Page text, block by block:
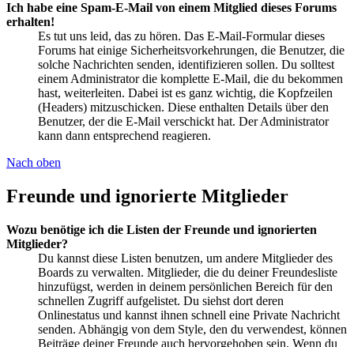
Ich habe eine Spam-E-Mail von einem Mitglied dieses Forums
erhalten!
Es tut uns leid, das zu hören. Das E-Mail-Formular dieses
Forums hat einige Sicherheitsvorkehrungen, die Benutzer, die
solche Nachrichten senden, identifizieren sollen. Du solltest
einem Administrator die komplette E-Mail, die du bekommen
hast, weiterleiten. Dabei ist es ganz wichtig, die Kopfzeilen
(Headers) mitzuschicken. Diese enthalten Details über den
Benutzer, der die E-Mail verschickt hat. Der Administrator
kann dann entsprechend reagieren.
Nach oben
Freunde und ignorierte Mitglieder
Wozu benötige ich die Listen der Freunde und ignorierten
Mitglieder?
Du kannst diese Listen benutzen, um andere Mitglieder des
Boards zu verwalten. Mitglieder, die du deiner Freundesliste
hinzufügst, werden in deinem persönlichen Bereich für den
schnellen Zugriff aufgelistet. Du siehst dort deren
Onlinestatus und kannst ihnen schnell eine Private Nachricht
senden. Abhängig von dem Style, den du verwendest, können
Beiträge deiner Freunde auch hervorgehoben sein. Wenn du